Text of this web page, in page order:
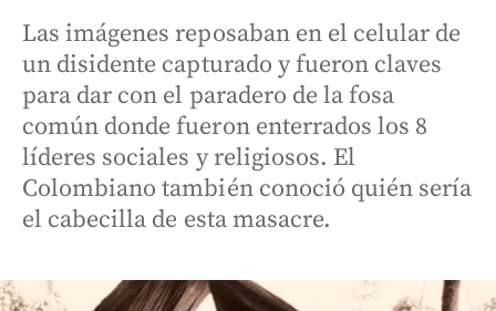
Las imágenes reposaban en el celular de
un disidente capturado y fueron claves
para dar con el paradero de la fosa
común donde fueron enterrados los 8
líderes sociales y religiosos. El
Colombiano también conoció quién sería
el cabecilla de esta masacre.